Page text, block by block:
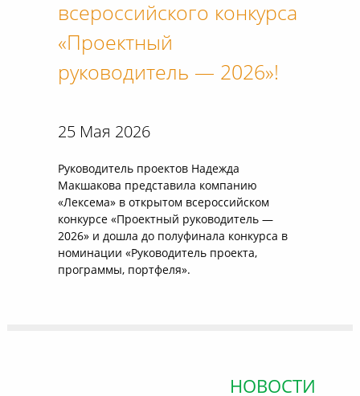
всероссийского конкурса
«Проектный
руководитель — 2026»!
25 Мая 2026
Руководитель проектов Надежда
Макшакова представила компанию
«Лексема» в открытом всероссийском
конкурсе «Проектный руководитель —
2026» и дошла до полуфинала конкурса в
номинации «Руководитель проекта,
программы, портфеля».
НОВОСТИ